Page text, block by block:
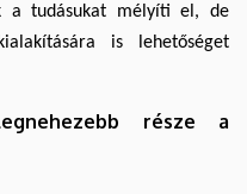
a tudásukat mélyíti el, de
is lehetőséget
része a